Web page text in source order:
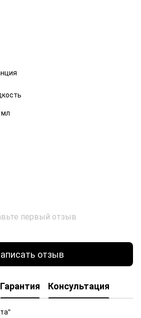
первый отзыв
отзыв
Гарантия Консультация